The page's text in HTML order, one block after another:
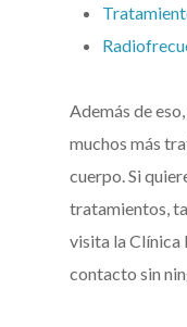
Además de eso,
muchos más
cuerpo. Si
tratamientos,
visita la Clínica
contacto sin